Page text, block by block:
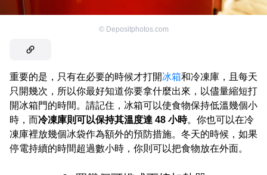
© Depositphotos.com
重要的是，只有在必要的時候才打開冰箱和冷凍庫，且每天
只開幾次，所以你最好知道你要拿什麼出來，以儘量縮短打
開冰箱門的時間。請記住，冰箱可以使食物保持低溫幾個小
時，而冷凍庫則可以保持其溫度達 48 小時。你也可以在冷
凍庫裡放幾個冰袋作為額外的預防措施。冬天的時候，如果
停電持續的時間超過數小時，你則可以把食物放在外面。